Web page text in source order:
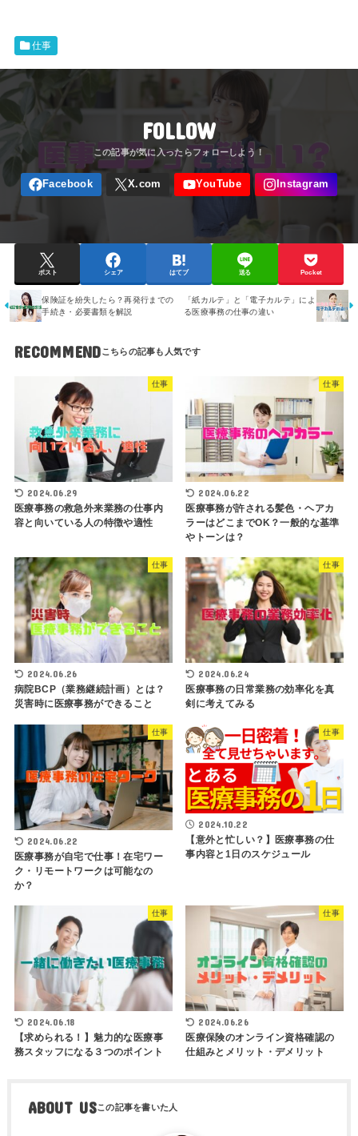
仕事
FOLLOW
ポスト シェア はてブ 送る Pocket
保険証を紛失したら？再発行までの
手続き・必要書類を解説
「紙カルテ」と「電子カルテ」によ
る医療事務の仕事の違い
RECOMMEND
仕事
2024.06.29
医療事務の救急外来業務の仕事内
容と向いている人の特徴や適性
仕事
2024.06.22
医療事務が許される髪色・ヘアカ
ラーはどこまでOK？一般的な基準
やトーンは？
仕事
2024.06.26
病院BCP（業務継続計画）とは？
災害時に医療事務ができること
仕事
2024.06.24
医療事務の日常業務の効率化を真
剣に考えてみる
仕事
2024.06.22
医療事務が自宅で仕事！在宅ワー
ク・リモートワークは可能なの
か？
仕事
2024.10.22
【意外と忙しい？】医療事務の仕
事内容と1日のスケジュール
仕事
2024.06.18
【求められる！】魅力的な医療事
務スタッフになる３つのポイント
仕事
2024.06.26
医療保険のオンライン資格確認の
仕組みとメリット・デメリット
ABOUT US